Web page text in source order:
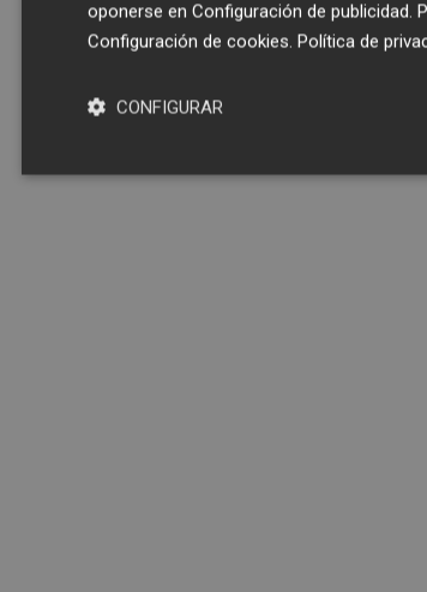
oponerse en Configuración de publicidad.
Configuración de cookies. Política de
CONFIGURAR